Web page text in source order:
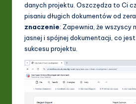
danych projektu. Oszczędza to Ci
pisaniu długich dokumentów od zera.
znaczenie: Zapewnia, że wszyscy
jasnej i spójnej dokumentacji, co
sukcesu projektu.